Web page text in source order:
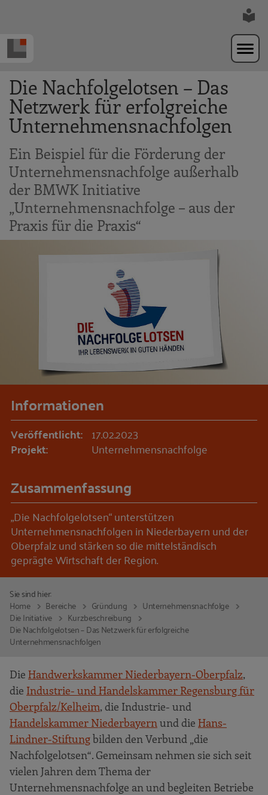
Die Nachfolgelotsen – Das
Netzwerk für erfolgreiche
Unternehmensnachfolgen
Ein Beispiel für die Förderung der
Unternehmensnachfolge außerhalb
der BMWK Initiative
„Unternehmensnachfolge – aus der
Praxis für die Praxis“
Informationen
Veröffentlicht: 17.02.2023
Projekt: Unternehmensnachfolge
Zusammenfassung
„Die Nachfolgelotsen“ unterstützen
Unternehmensnachfolgen in Niederbayern und der
Oberpfalz und stärken so die mittelständisch
geprägte Wirtschaft der Region.
Sie sind hier:
Home
Bereiche Gründung
Unternehmensnachfolge
Die Initiative
Kurzbeschreibung
Die Nachfolgelotsen – Das Netzwerk für erfolgreiche
Unternehmensnachfolgen
Die Handwerkskammer Niederbayern-Oberpfalz,
die Industrie- und Handelskammer Regensburg für
Oberpfalz/Kelheim, die Industrie- und
Handelskammer Niederbayern und die Hans-
Lindner-Stiftungbilden den Verbund „die
Nachfolgelotsen“. Gemeinsam nehmen sie sich seit
vielen Jahren dem Thema der
Unternehmensnachfolge an und begleiten Betriebe